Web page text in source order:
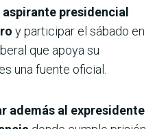
presidencial
y participar el sábado en
que apoya su
una fuente oficial.
además al expresidente